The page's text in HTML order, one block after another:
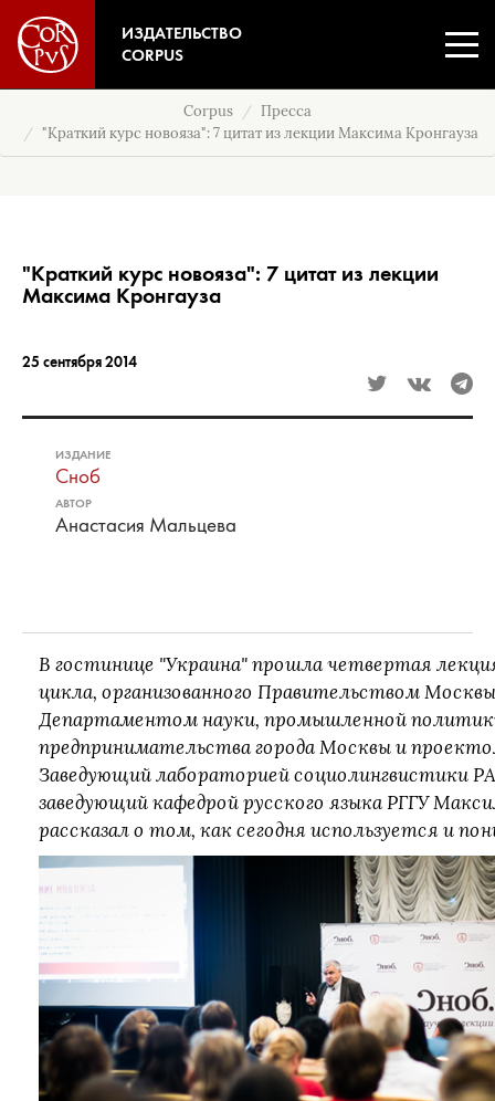
ИЗДАТЕЛЬСТВО
CORPUS
Corpus
Пресса
"Краткий курс новояза": 7 цитат из лекции Максима Кронгауза
"Краткий курс новояза": 7 цитат из лекции
Максима Кронгауза
25 сентября 2014
ИЗДАНИЕ
Сноб
АВТОР
Анастасия Мальцева
В гостинице "Украина" прошла четвертая
цикла, организованного Правительством
Департаментом науки, промышленной
предпринимательства города Москвы и
Заведующий лабораторией социолингвистики
заведующий кафедрой русского языка РГГУ
рассказал о том, как сегодня используется и